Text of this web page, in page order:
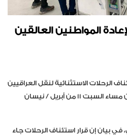
المواطنين العالقين
الرحلات الاستثنائية لنقل العراقيين
العالقين في خارج البلاد بدءاً من مساء السبت 11 من أبريل / نيسان
في بيان إن قرار استئناف الرحلات جاء